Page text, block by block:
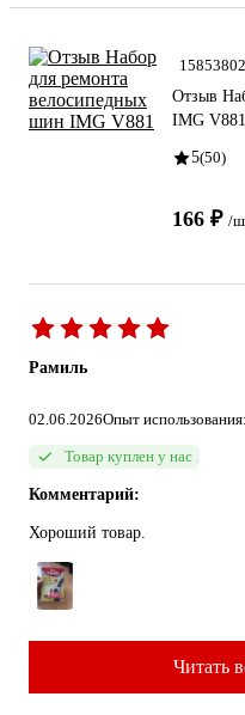
15853802
Отзыв
IMG V881
5(50)
166 ₽ /
Рамиль
02.06.2026Опыт
Товар куплен у нас
Комментарий:
Хороший товар.
Читать